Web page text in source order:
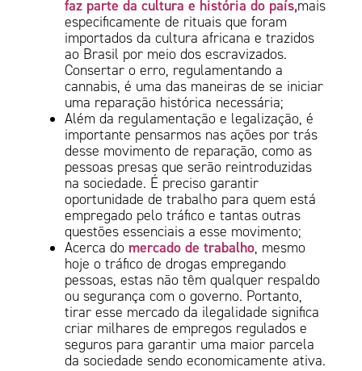
faz parte da cultura e história do país,mais
especificamente de rituais que foram
importados da cultura africana e trazidos
ao Brasil por meio dos escravizados.
Consertar o erro, regulamentando a
cannabis, é uma das maneiras de se iniciar
uma reparação histórica necessária;
Além da regulamentação e legalização, é
importante pensarmos nas ações por trás
desse movimento de reparação, como as
pessoas presas que serão reintroduzidas
na sociedade. É preciso garantir
oportunidade de trabalho para quem está
empregado pelo tráfico e tantas outras
questões essenciais a esse movimento;
Acerca do mercado de trabalho, mesmo
hoje o tráfico de drogas empregando
pessoas, estas não têm qualquer respaldo
ou segurança com o governo. Portanto,
tirar esse mercado da ilegalidade significa
criar milhares de empregos regulados e
seguros para garantir uma maior parcela
da sociedade sendo economicamente ativa.